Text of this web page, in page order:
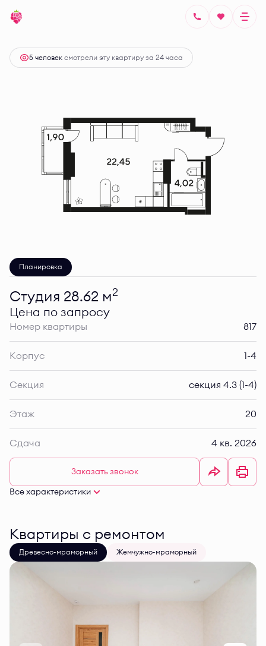
Студия Цена по запросу
5 человек смотрели эту квартиру за 24 часа
Планировка
Студия 28.62 м2
Цена по запросу
Номер квартиры 817
Корпус 1-4
Секция секция 4.3 (1-4)
Этаж 20
Сдача 4 кв. 2026
Заказать звонок
Все характеристики
Квартиры с ремонтом
Древесно-мраморный Жемчужно-мраморный